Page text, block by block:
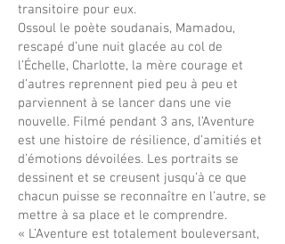
transitoire pour eux.
Ossoul le poète soudanais, Mamadou,
rescapé d’une nuit glacée au col de
l’Échelle, Charlotte, la mère courage et
d’autres reprennent pied peu à peu et
parviennent à se lancer dans une vie
nouvelle. Filmé pendant 3 ans, l’Aventure
est une histoire de résilience, d’amitiés et
d’émotions dévoilées. Les portraits se
dessinent et se creusent jusqu’à ce que
chacun puisse se reconnaître en l’autre, se
mettre à sa place et le comprendre.
« L’Aventure est totalement bouleversant,